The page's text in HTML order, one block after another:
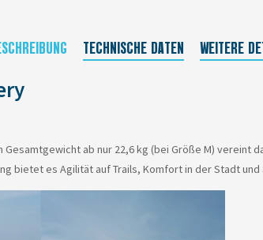
TECHNISCHE DATEN WEITERE
ab nur 22,6 kg (bei Größe M)
bietet es Agilität auf Trails, Komfort in der Stadt